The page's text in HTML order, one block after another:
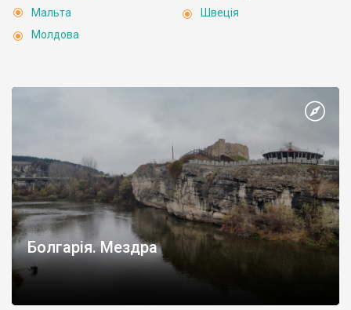
Мальта
Молдова
Швеція
Болгарія. Мездра